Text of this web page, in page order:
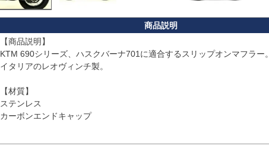
【商品説明】
KTM 690シリーズ、ハスクバーナ701に適合するスリップオンマフラー。
イタリアのレオヴィンチ製。
【材質】
ステンレス
カーボンエンドキャップ